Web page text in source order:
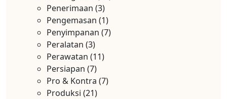
Penerimaan (3)
Pengemasan (1)
Penyimpanan (7)
Peralatan (3)
Perawatan (11)
Persiapan (7)
Pro & Kontra (7)
Produksi (21)